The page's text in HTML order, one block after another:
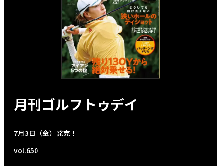
月刊ゴルフトゥデイ
7月3日（金）発売！
vol.650